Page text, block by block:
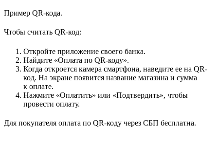
Пример QR-кода.
Чтобы считать QR-код:
Откройте приложение своего банка.
Найдите «Оплата по QR-коду».
Когда откроется камера смартфона, наведите ее на QR-
код. На экране появится название магазина и сумма
к оплате.
Нажмите «Оплатить» или «Подтвердить», чтобы
провести оплату.
Для покупателя оплата по QR-коду через СБП бесплатна.